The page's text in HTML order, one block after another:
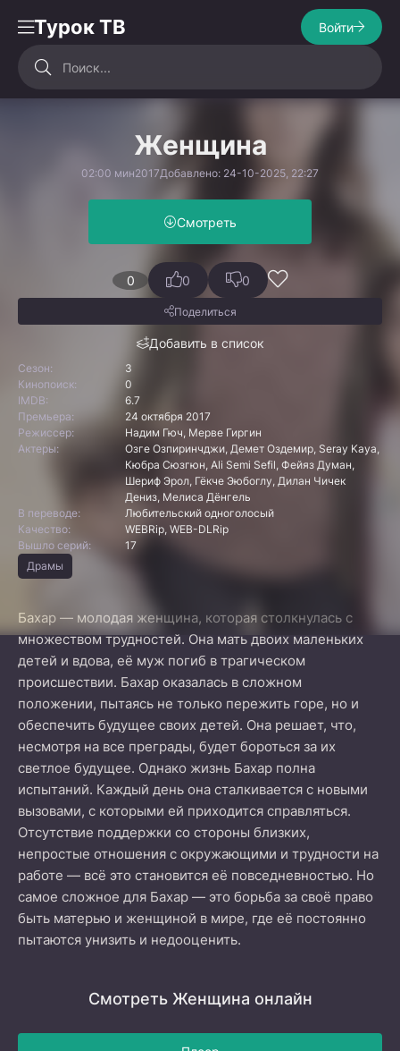
Турок ТВ Войти
Женщина
02:00 мин2017Добавлено: 24-10-2025, 22:27
Смотреть
0
Добавить в список
0 0
Поделиться
Сезон:
3
Кинопоиск:
0
IMDB:
6.7
Премьера:
24 октября 2017
Режиссер:
Надим Гюч, Мерве Гиргин
Актеры:
Озге Озпиринчджи, Демет Оздемир, Seray Kaya,
Кюбра Сюзгюн, Ali Semi Sefil, Фейяз Думан,
Шериф Эрол, Гёкче Эюбоглу, Дилан Чичек
Дениз, Мелиса Дёнгель
В переводе:
Любительский одноголосый
Качество:
WEBRip, WEB-DLRip
Вышло серий:
17
Драмы
Бахар — молодая женщина, которая столкнулась с
множеством трудностей. Она мать двоих маленьких
детей и вдова, её муж погиб в трагическом
происшествии. Бахар оказалась в сложном
положении, пытаясь не только пережить горе, но и
обеспечить будущее своих детей. Она решает, что,
несмотря на все преграды, будет бороться за их
светлое будущее. Однако жизнь Бахар полна
испытаний. Каждый день она сталкивается с новыми
вызовами, с которыми ей приходится справляться.
Отсутствие поддержки со стороны близких,
непростые отношения с окружающими и трудности на
работе — всё это становится её повседневностью. Но
самое сложное для Бахар — это борьба за своё право
быть матерью и женщиной в мире, где её постоянно
пытаются унизить и недооценить.
Смотреть Женщина онлайн